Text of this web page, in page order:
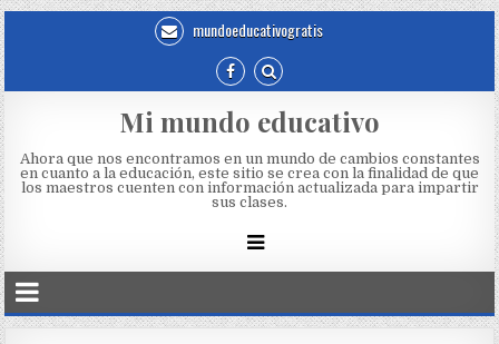
mundoeducativogratis
Mi mundo educativo
Ahora que nos encontramos en un mundo de cambios constantes
en cuanto a la educación, este sitio se crea con la finalidad de que
los maestros cuenten con información actualizada para impartir
sus clases.